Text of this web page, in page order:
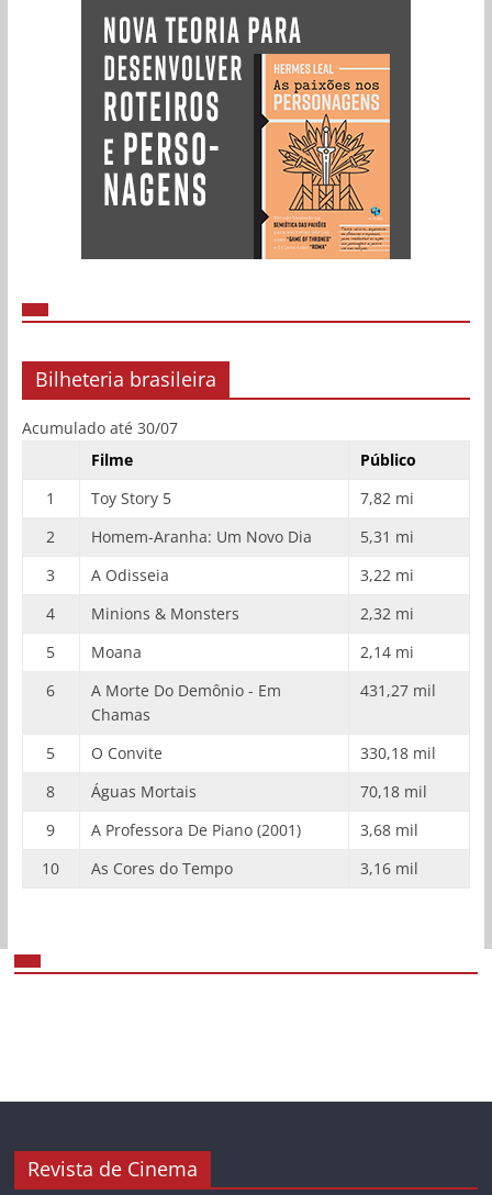
Bilheteria brasileira
Acumulado até 30/07
Filme
Público
1
Toy Story 5
7,82 mi
2
Homem-Aranha: Um Novo Dia
5,31 mi
3
A Odisseia
3,22 mi
4
Minions & Monsters
2,32 mi
5
Moana
2,14 mi
6
A Morte Do Demônio - Em
Chamas
431,27 mil
5 O Convite
330,18 mil
8
Águas Mortais
70,18 mil
9
A Professora De Piano (2001)
3,68 mil
10
As Cores do Tempo 3,16 mil
Revista de Cinema